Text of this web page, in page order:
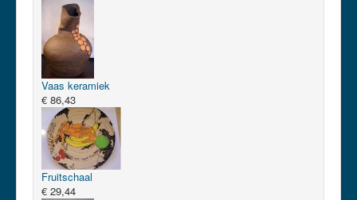
Vaas keramiek
€ 86,43
Fruitschaal
€ 29,44